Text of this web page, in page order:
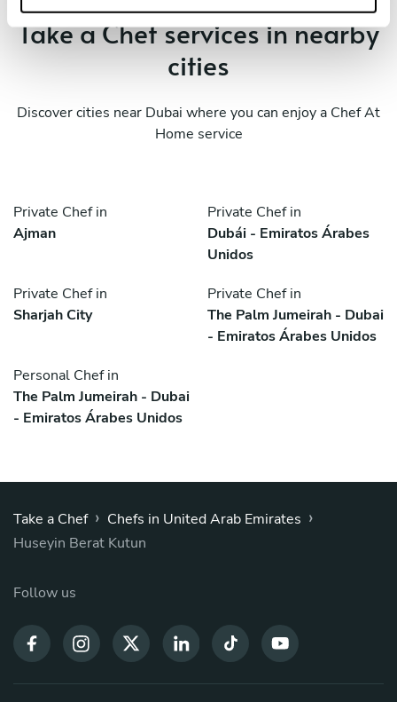
Take a Chef services in nearby
cities
Discover cities near Dubai where you can enjoy a Chef At
Home service
Private Chef in
Ajman
Private Chef in
Dubái - Emiratos Árabes
Unidos
Private Chef in
Sharjah City
Private Chef in
The Palm Jumeirah - Dubai
- Emiratos Árabes Unidos
Personal Chef in
The Palm Jumeirah - Dubai
- Emiratos Árabes Unidos
Take a Chef › Chefs in United Arab Emirates ›
Huseyin Berat Kutun
Follow us